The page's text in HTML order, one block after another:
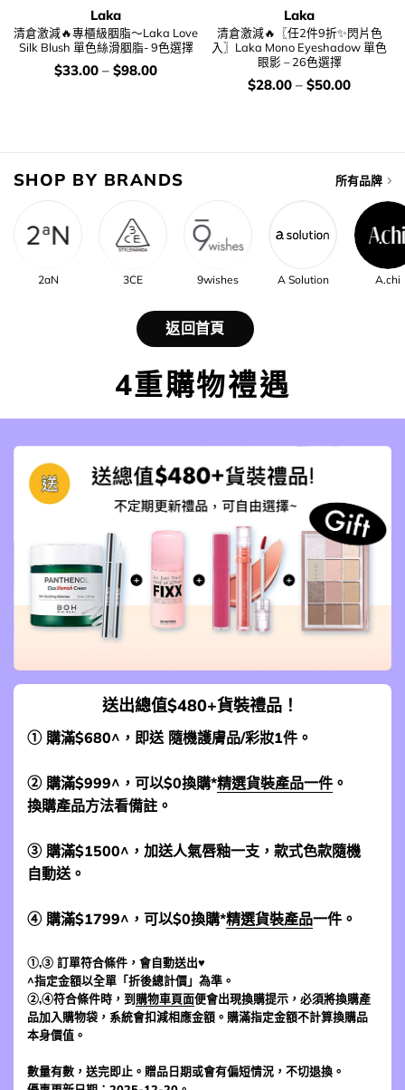
Laka
清倉激減🔥專櫃級胭脂～Laka Love
Silk Blush 單色絲滑胭脂- 9色選擇
價
錢：
$33.00 – $98.00
Laka
清倉激減🔥〖任2件9折✨閃片色
入〗Laka Mono Eyeshadow 單色
眼影 – 26色選擇
價
錢：
$28.00 – $50.00
SHOP BY BRANDS 所有品牌
2aN 3CE 9wishes A Solution A.chi
返回首頁
4重購物禮遇
送出總值$480+貨裝禮品！
① 購滿$680^，即送 隨機護膚品/彩妝1件。
② 購滿$999^，可以$0換購*精選貨裝產品一件 。
換購產品方法看備註。
③ 購滿$1500^，加送人氣唇釉一支，款式色款隨機
自動送。
④ 購滿$1799^，可以$0換購*精選貨裝產品一件。
①,③ 訂單符合條件，會自動送出♥
^指定金額以全單「折後總計價」為準。
②,④符合條件時，到 購物車頁面便會出現換購提示，必須將換購產
品加入購物袋，系統會扣減相應金額。購滿指定金額不計算換購品
本身價值。
數量有數，送完即止。贈品日期或會有偏短情況，不切退換。